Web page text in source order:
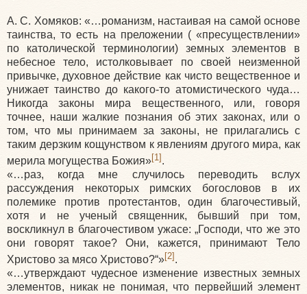
А. С. Хомяков: «…романизм, настаивая на самой основе
таинства, то есть на преложении ( «пресуществлении»
по католической терминологии) земных элементов в
небесное тело, истолковывает по своей неизменной
привычке, духовное действие как чисто вещественное и
унижает таинство до какого-то атомистического чуда…
Никогда законы мира вещественного, или, говоря
точнее, наши жалкие познания об этих законах, или о
том, что мы принимаем за законы, не прилагались с
таким дерзким кощунством к явлениям другого мира, как
мерила могущества Божия»[1] .
«…раз, когда мне случилось переводить вслух
рассуждения некоторых римских богословов в их
полемике против протестантов, один благочестивый,
хотя и не ученый священник, бывший при том,
воскликнул в благочестивом ужасе: „Господи, что же это
они говорят такое? Они, кажется, принимают Тело
Христово за мясо Христово?“»[2] .
«…утверждают чудесное изменение известных земных
элементов, никак не понимая, что первейший элемент